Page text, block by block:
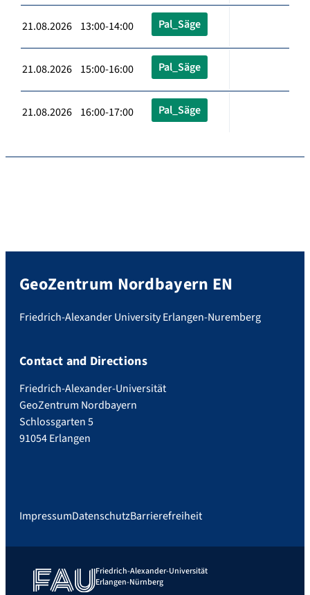
21.08.2026 13:00-14:00 Pal_Säge
21.08.2026 15:00-16:00 Pal_Säge
21.08.2026 16:00-17:00 Pal_Säge
GeoZentrum Nordbayern EN
Friedrich-Alexander University Erlangen-Nuremberg
Contact and Directions
Friedrich-Alexander-Universität
GeoZentrum Nordbayern
Schlossgarten 5
91054 Erlangen
ImpressumDatenschutzBarrierefreiheit
Friedrich-Alexander-Universität
Erlangen-Nürnberg